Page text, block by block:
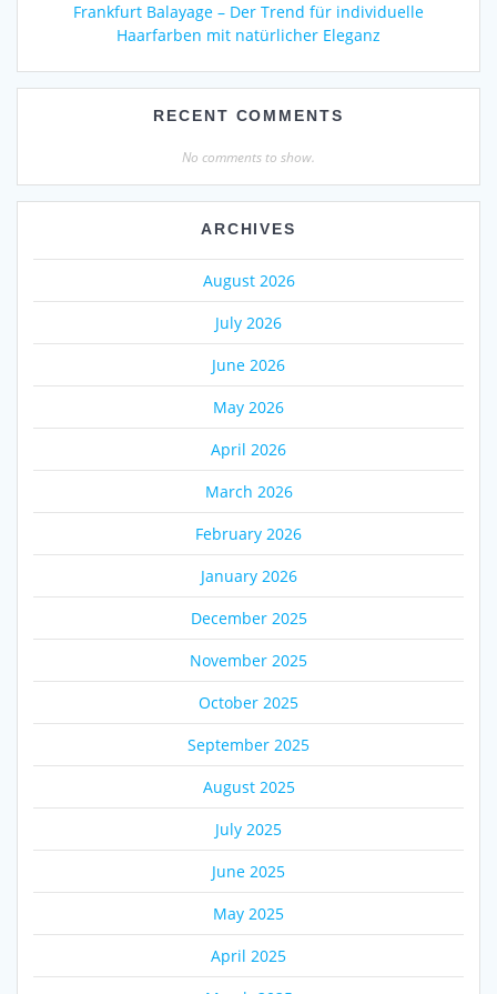
Frankfurt Balayage – Der Trend für individuelle
Haarfarben mit natürlicher Eleganz
RECENT COMMENTS
No comments to show.
ARCHIVES
August 2026
July 2026
June 2026
May 2026
April 2026
March 2026
February 2026
January 2026
December 2025
November 2025
October 2025
September 2025
August 2025
July 2025
June 2025
May 2025
April 2025